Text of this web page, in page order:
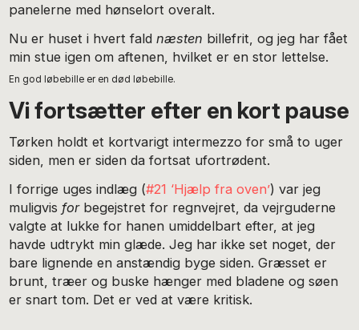
panelerne med hønselort overalt.
Nu er huset i hvert faldnæsten billefrit, og jeg har fået
min stue igen om aftenen, hvilket er en stor lettelse.
En god løbebille er en død løbebille.
Vi fortsætter efter en kort pause
Tørken holdt et kortvarigt intermezzo for små to uger
siden, men er siden da fortsat ufortrødent.
I forrige uges indlæg (#21 ‘Hjælp fra oven’) var jeg
muligvisforbegejstret for regnvejret, da vejrguderne
valgte at lukke for hanen umiddelbart efter, at jeg
havde udtrykt min glæde. Jeg har ikke set noget, der
bare lignende en anstændig byge siden. Græsset er
brunt, træer og buske hænger med bladene og søen
er snart tom. Det er ved at være kritisk.